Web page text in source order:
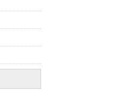
ナー
力(FABE技